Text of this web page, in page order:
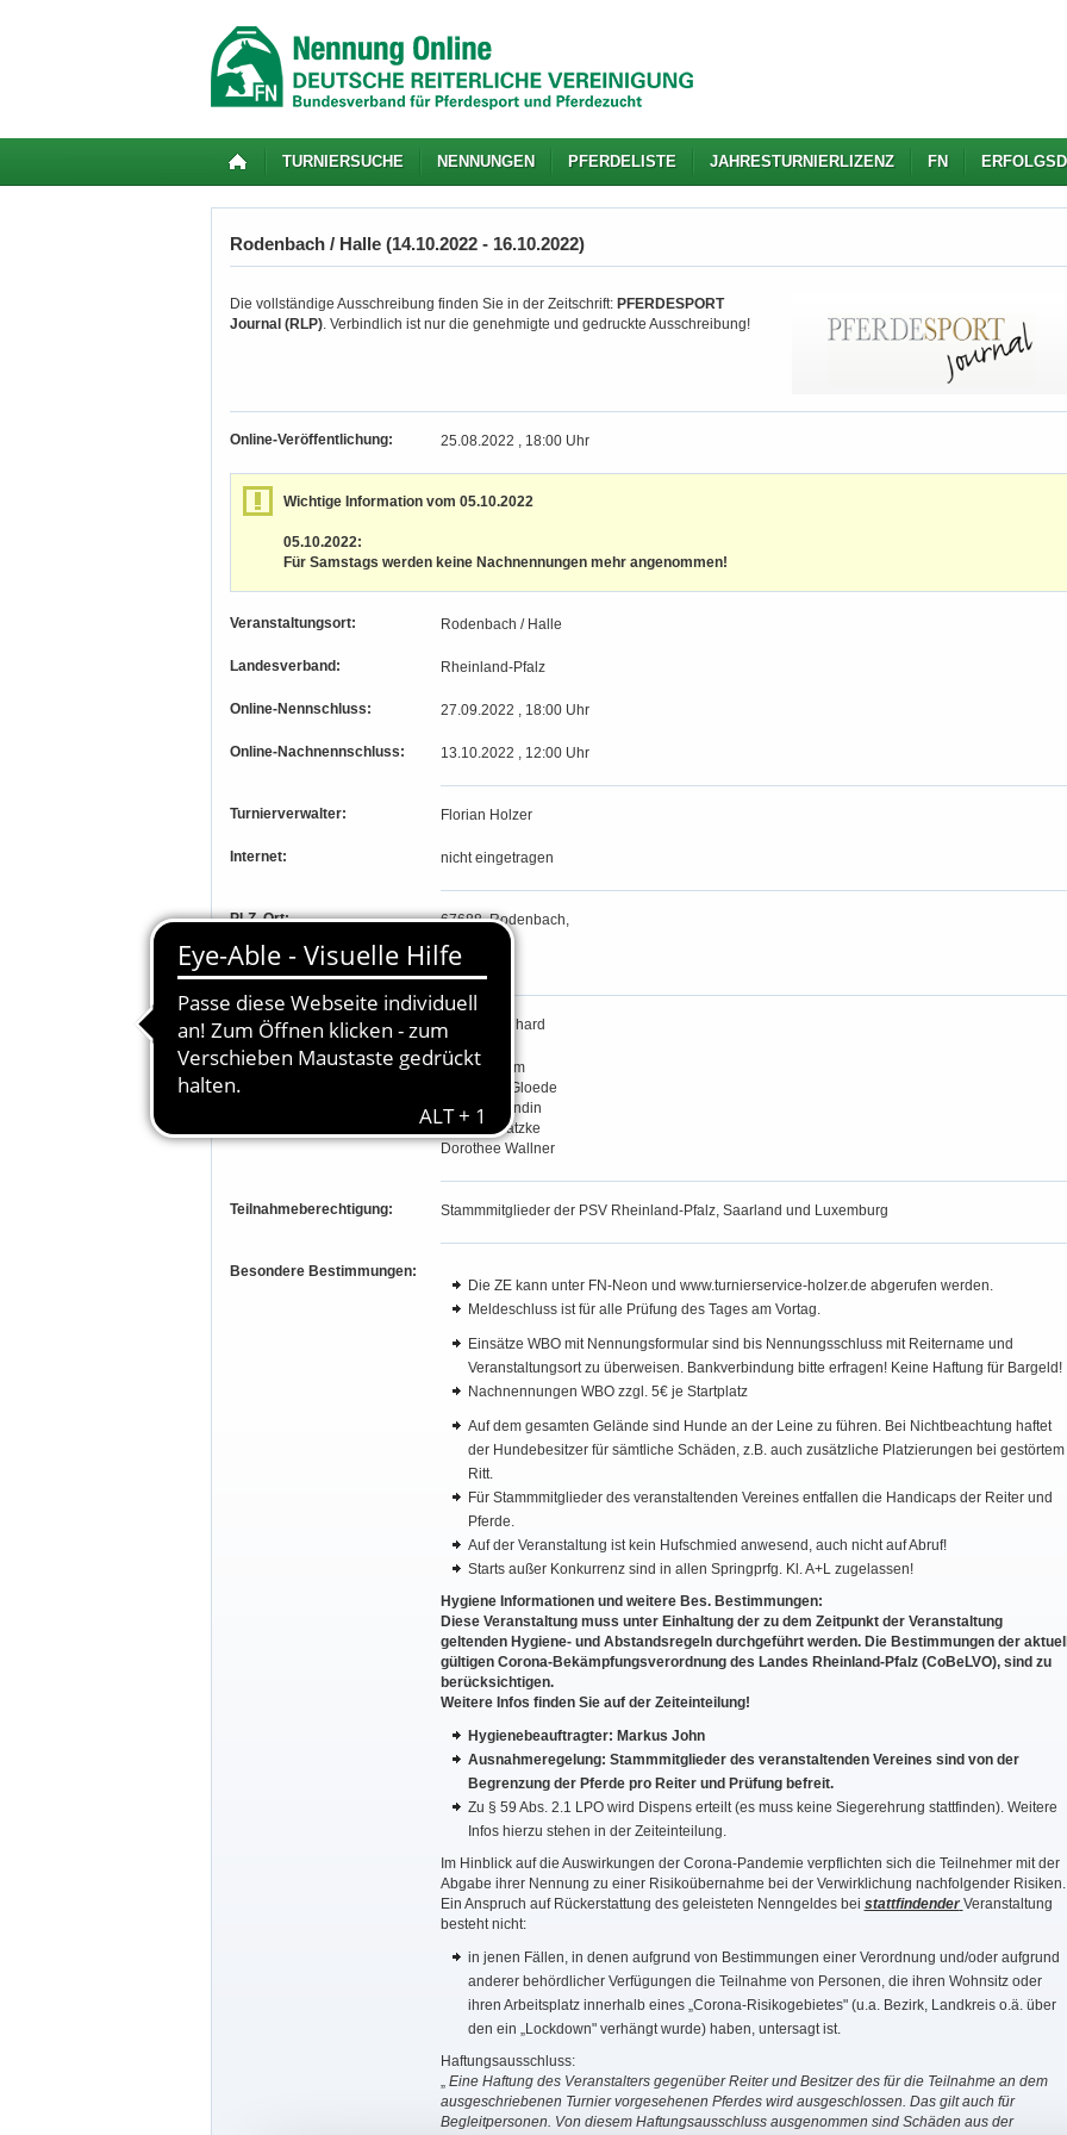
TURNIERSUCHE NENNUNGEN PFERDELISTE JAHRESTURNIERLIZENZ FN
Rodenbach / Halle (14.10.2022 - 16.10.2022)
Die vollständige Ausschreibung finden Sie in der Zeitschrift: PFERDESPORT
Journal (RLP). Verbindlich ist nur die genehmigte und gedruckte Ausschreibung!
Online-Veröffentlichung: 25.08.2022 , 18:00 Uhr
Wichtige Information vom 05.10.2022
05.10.2022:
Für Samstags werden keine Nachnennungen mehr angenommen!
Veranstaltungsort: Rodenbach / Halle
Landesverband: Rheinland-Pfalz
Online-Nennschluss: 27.09.2022 , 18:00 Uhr
Online-Nachnennschluss: 13.10.2022 , 12:00 Uhr
Turnierverwalter: Florian Holzer
Internet: nicht eingetragen
PLZ, Ort: 67688, Rodenbach,
Längengrad, Breitengrad -, -
Parcourschef: Reiner Neuhard
Richter:
Bruno Eidam
Sebastian Gloede
Barbara Landin
Dagmar Patzke
Dorothee Wallner
Teilnahmeberechtigung: Stammmitglieder der PSV Rheinland-Pfalz, Saarland und Luxemburg
Besondere Bestimmungen:
Die ZE kann unter FN-Neon und www.turnierservice-holzer.de abgerufen werden.
Meldeschluss ist für alle Prüfung des Tages am Vortag.
Einsätze WBO mit Nennungsformular sind bis Nennungsschluss mit Reitername und
Veranstaltungsort zu überweisen. Bankverbindung bitte erfragen! Keine Haftung für Bargeld!
Nachnennungen WBO zzgl. 5€ je Startplatz
Auf dem gesamten Gelände sind Hunde an der Leine zu führen. Bei Nichtbeachtung haftet
der Hundebesitzer für sämtliche Schäden, z.B. auch zusätzliche Platzierungen bei gestörtem
Ritt.
Für Stammmitglieder des veranstaltenden Vereines entfallen die Handicaps der Reiter und
Pferde.
Auf der Veranstaltung ist kein Hufschmied anwesend, auch nicht auf Abruf!
Starts außer Konkurrenz sind in allen Springprfg. Kl. A+L zugelassen!
Hygiene Informationen und weitere Bes. Bestimmungen:
Diese Veranstaltung muss unter Einhaltung der zu dem Zeitpunkt der Veranstaltung
geltenden Hygiene- und Abstandsregeln durchgeführt werden. Die Bestimmungen der
gültigen Corona-Bekämpfungsverordnung des Landes Rheinland-Pfalz (CoBeLVO), sind zu
berücksichtigen.
Weitere Infos finden Sie auf der Zeiteinteilung!
Hygienebeauftragter: Markus John
Ausnahmeregelung: Stammmitglieder des veranstaltenden Vereines sind von der
Begrenzung der Pferde pro Reiter und Prüfung befreit.
Zu § 59 Abs. 2.1 LPO wird Dispens erteilt (es muss keine Siegerehrung stattfinden). Weitere
Infos hierzu stehen in der Zeiteinteilung.
Im Hinblick auf die Auswirkungen der Corona-Pandemie verpflichten sich die Teilnehmer mit der
Abgabe ihrer Nennung zu einer Risikoübernahme bei der Verwirklichung nachfolgender Risiken.
Ein Anspruch auf Rückerstattung des geleisteten Nenngeldes bei stattfindender Veranstaltung
besteht nicht:
in jenen Fällen, in denen aufgrund von Bestimmungen einer Verordnung und/oder aufgrund
anderer behördlicher Verfügungen die Teilnahme von Personen, die ihren Wohnsitz oder
ihren Arbeitsplatz innerhalb eines „Corona-Risikogebietes" (u.a. Bezirk, Landkreis o.ä. über
den ein „Lockdown" verhängt wurde) haben, untersagt ist.
Haftungsausschluss:
„ Eine Haftung des Veranstalters gegenüber Reiter und Besitzer des für die Teilnahme an dem
ausgeschriebenen Turnier vorgesehenen Pferdes wird ausgeschlossen. Das gilt auch für
Begleitpersonen. Von diesem Haftungsausschluss ausgenommen sind Schäden aus der